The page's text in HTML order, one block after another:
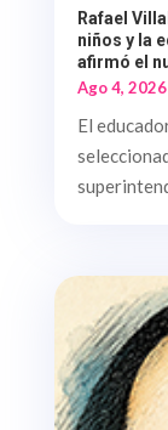
Rafael
niños y la
afirmó el
Ago 4, 2026
El